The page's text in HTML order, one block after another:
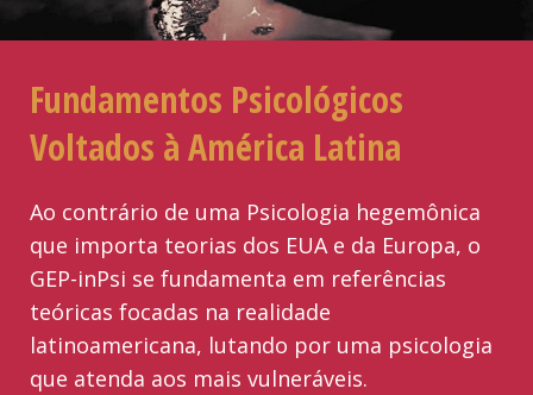
Fundamentos Psicológicos
Voltados à América Latina
Ao contrário de uma Psicologia hegemônica
que importa teorias dos EUA e da Europa, o
GEP-inPsi se fundamenta em referências
teóricas focadas na realidade
latinoamericana, lutando por uma psicologia
que atenda aos mais vulneráveis.